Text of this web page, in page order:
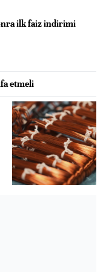
ilk faiz indirimi
etmeli